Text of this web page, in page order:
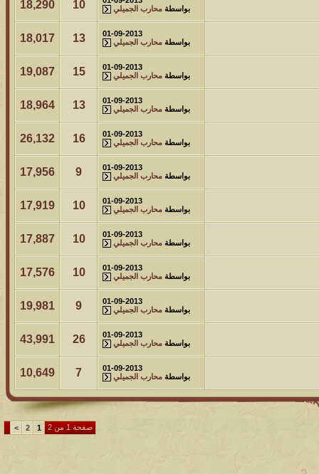
بواسطة محارب الجميلي 10
18,290
01-09-2013
بواسطة محارب الجميلي 13
18,017
01-09-2013
بواسطة محارب الجميلي 15
19,087
01-09-2013
بواسطة محارب الجميلي 13
18,964
01-09-2013
بواسطة محارب الجميلي 16
26,132
01-09-2013
بواسطة محارب الجميلي 9
17,956
01-09-2013
بواسطة محارب الجميلي 10
17,919
01-09-2013
بواسطة محارب الجميلي 10
17,887
01-09-2013
بواسطة محارب الجميلي 10
17,576
01-09-2013
بواسطة محارب الجميلي 9
19,981
01-09-2013
بواسطة محارب الجميلي 26
43,991
01-09-2013
بواسطة محارب الجميلي 7
10,649
صفحة 1 من 2 1
2
>